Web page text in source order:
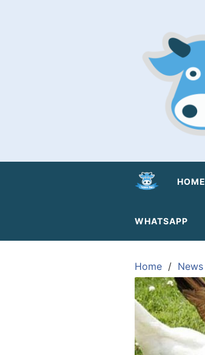
HOME
WHATSAPP
Home News